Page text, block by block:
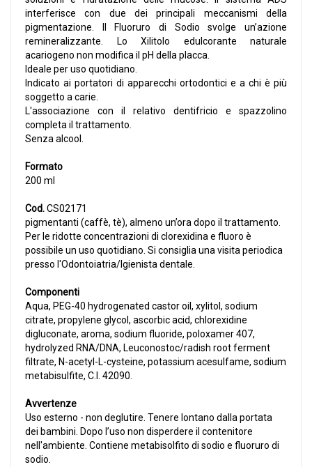
interferisce con due dei principali meccanismi della
pigmentazione. Il Fluoruro di Sodio svolge un’azione
remineralizzante. Lo Xilitolo edulcorante naturale
acariogeno non modifica il pH della placca.
Ideale per uso quotidiano.
Indicato ai portatori di apparecchi ortodontici e a chi è più
soggetto a carie.
L'associazione con il relativo dentifricio e spazzolino
completa il trattamento.
Senza alcool.
Formato
200 ml
Cod.CS02171
pigmentanti (caffè, tè), almeno un’ora dopo il trattamento.
Per le ridotte concentrazioni di clorexidina e fluoro è
possibile un uso quotidiano. Si consiglia una visita periodica
presso l'Odontoiatria/Igienista dentale.
Componenti
Aqua, PEG-40 hydrogenated castor oil, xylitol, sodium
citrate, propylene glycol, ascorbic acid, chlorexidine
digluconate, aroma, sodium fluoride, poloxamer 407,
hydrolyzed RNA/DNA, Leuconostoc/radish root ferment
filtrate, N-acetyl-L-cysteine, potassium acesulfame, sodium
metabisulfite, C.I. 42090.
Avvertenze
Uso esterno - non deglutire. Tenere lontano dalla portata
dei bambini. Dopo l’uso non disperdere il contenitore
nell'ambiente. Contiene metabisolfito di sodio e fluoruro di
sodio.